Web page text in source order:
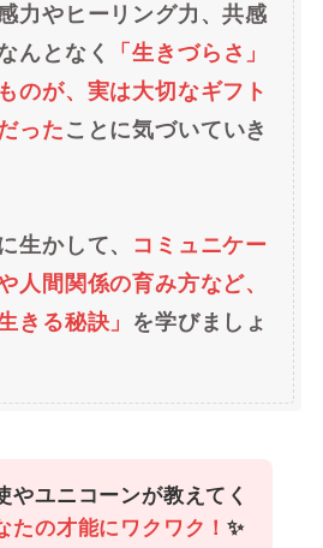
力やヒーリング力、共感
んとなく
「生きづらさ」
のが、実は大切なギフト
った ことに気づいていき
生かして、 コミュニケー
人間関係の育み方など、
きる秘訣」 を学びましょ
やユニコーンが教えてく
たの才能にワクワク！✨